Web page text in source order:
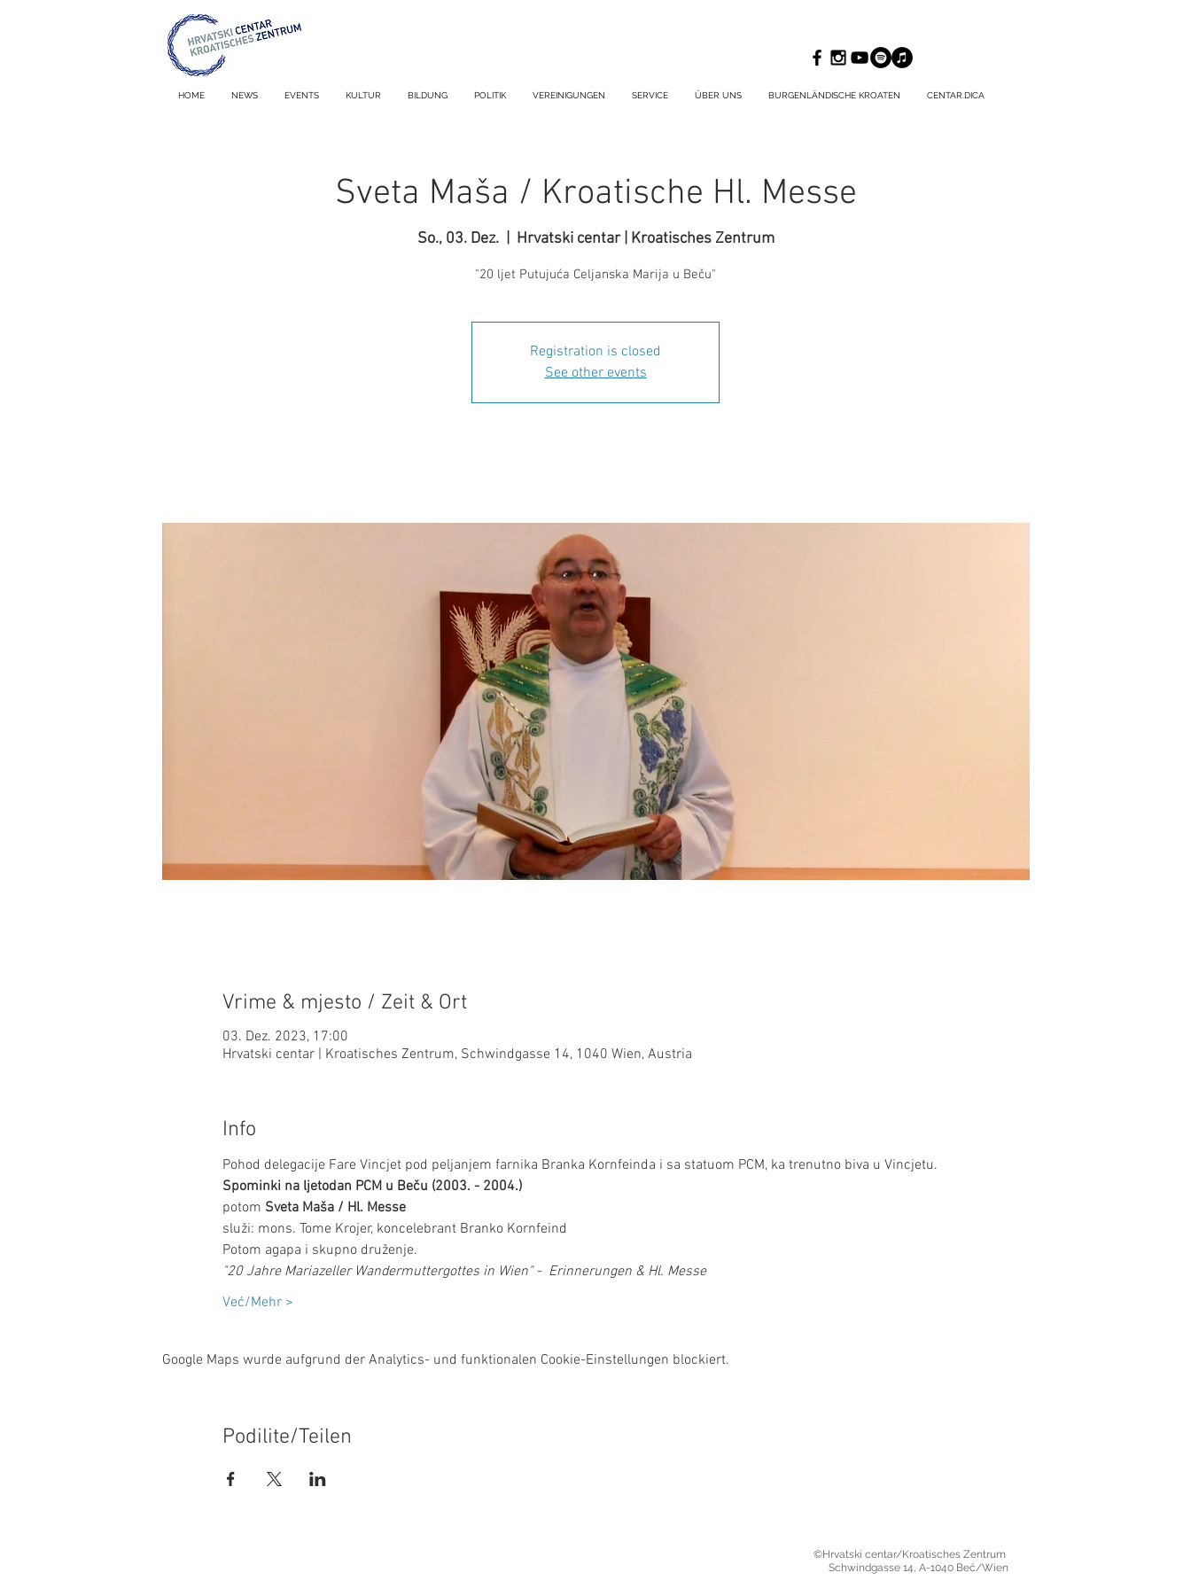
HOME NEWS EVENTS KULTUR BILDUNG POLITIK VEREINIGUNGEN SERVICE ÜBER UNS BURGENLÄNDISCHE KROATEN CENTAR.DICA
Sveta Maša / Kroatische Hl. Messe
So., 03. Dez.
  |
Hrvatski centar | Kroatisches Zentrum
"20 ljet Putujuća Celjanska Marija u Beču"
Registration is closed
See other events
Vrime & mjesto / Zeit & Ort
03. Dez. 2023, 17:00
Hrvatski centar | Kroatisches Zentrum, Schwindgasse 14, 1040 Wien, Austria
Info
Pohod delegacije Fare Vincjet pod peljanjem farnika Branka Kornfeinda i sa statuom PCM, ka trenutno biva u Vincjetu.
Spominki na ljetodan PCM u Beču (2003. - 2004.)
potom Sveta Maša / Hl. Messe
služi: mons. Tome Krojer, koncelebrant Branko Kornfeind
Potom agapa i skupno druženje.
"20 Jahre Mariazeller Wandermuttergottes in Wien" -  Erinnerungen & Hl. Messe
Već/Mehr >
Google Maps wurde aufgrund der Analytics- und funktionalen Cookie-Einstellungen blockiert.
Podilite/Teilen
©Hrvatski centar/Kroatisches Zentrum
Schwindgasse 14, A-1040 Beč/Wien